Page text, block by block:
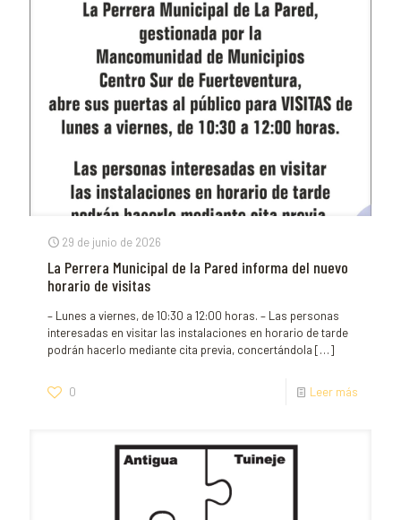
29 de junio de 2026
La Perrera Municipal de la Pared informa del nuevo
horario de visitas
– Lunes a viernes, de 10:30 a 12:00 horas. – Las personas
interesadas en visitar las instalaciones en horario de tarde
podrán hacerlo mediante cita previa, concertándola […]
0 Leer más